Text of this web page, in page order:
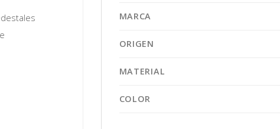
MARCA
ORIGEN
MATERIAL
COLOR